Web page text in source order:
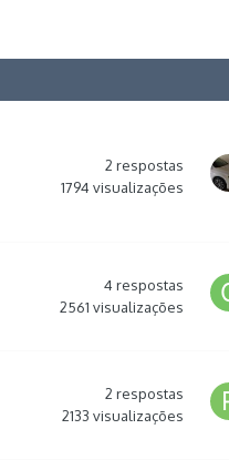
2 respostas
1794 visualizações
4 respostas
2561 visualizações
2 respostas
2133 visualizações